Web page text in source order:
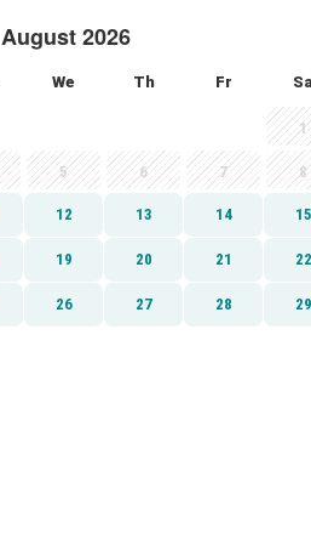
August 2026
We Th Fr
1
5 6 7 8
12 13 14 15
19 20 21 22
26 27 28 29